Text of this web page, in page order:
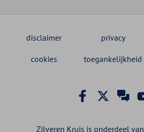
disclaimer privacy
cookies toegankelijkheid
Zilveren Kruis is onderdeel van